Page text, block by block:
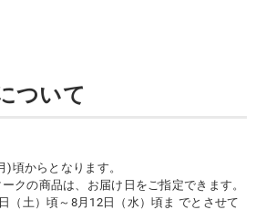
ついて
頃からとなります。
クの商品は、お届け日をご指定できます。
（土）頃～8月12日（水）頃ま でとさせて